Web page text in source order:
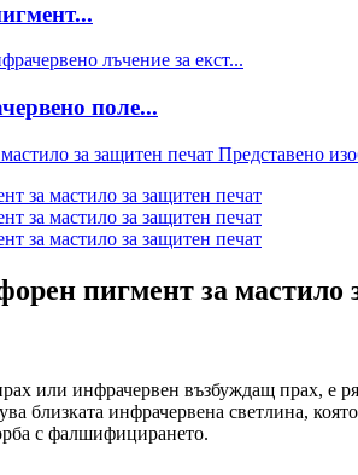
поле...
пигмент за мастило
или инфрачервен възбуждащ прах, е
близката инфрачервена светлина,
с фалшифицирането.